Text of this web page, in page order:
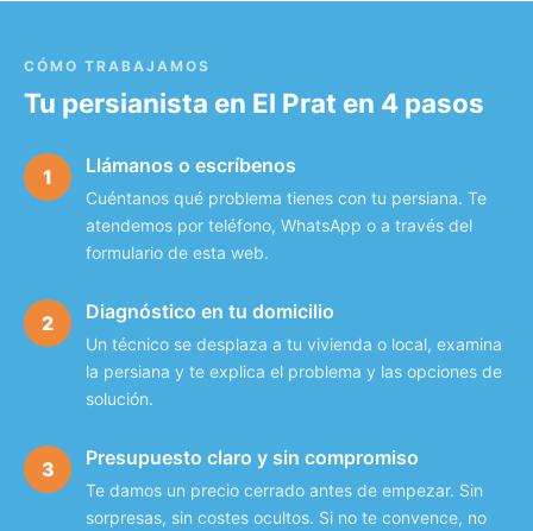
CÓMO TRABAJAMOS
Tu persianista en El Prat en 4 pasos
1 Llámanos o escríbenos
Cuéntanos qué problema tienes con tu persiana. Te
atendemos por teléfono, WhatsApp o a través del
formulario de esta web.
2 Diagnóstico en tu domicilio
Un técnico se desplaza a tu vivienda o local, examina
la persiana y te explica el problema y las opciones de
solución.
3 Presupuesto claro y sin compromiso
Te damos un precio cerrado antes de empezar. Sin
sorpresas, sin costes ocultos. Si no te convence, no